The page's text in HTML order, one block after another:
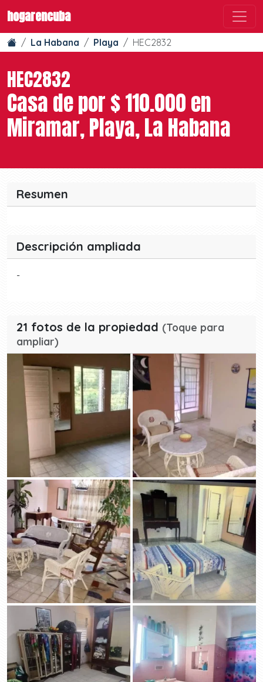
hogarencuba
La Habana Playa HEC2832
HEC2832
Casa de por $ 110.000 en
Miramar, Playa, La Habana
Resumen
Descripción ampliada
-
21 fotos de la propiedad (Toque para
ampliar)